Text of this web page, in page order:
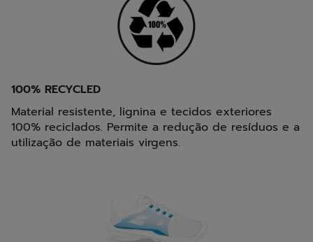
100% RECYCLED
Material resistente, lignina e tecidos exteriores
100% reciclados. Permite a redução de resíduos e a
utilização de materiais virgens.